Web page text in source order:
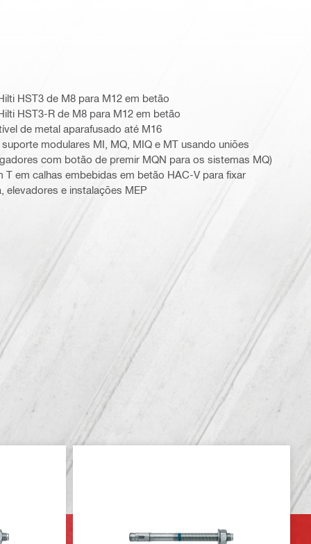
HST3 de M8 para M12 em betão
HST3-R de M8 para M12 em betão
de metal aparafusado até M16
modulares MI, MQ, MIQ e MT usando uniões
com botão de premir MQN para os sistemas MQ)
T em calhas embebidas em betão HAC-V para fixar
elevadores e instalações MEP